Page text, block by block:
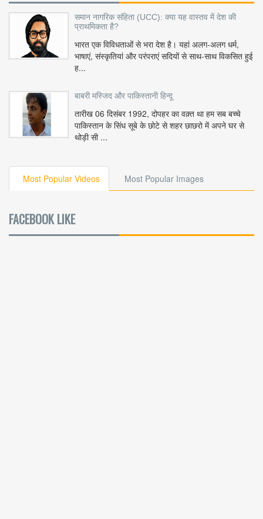
समान नागरिक संहिता (UCC): क्या यह वास्तव में देश की
प्राथमिकता है?
भारत एक विविधताओं से भरा देश है। यहां अलग-अलग धर्म,
भाषाएं, संस्कृतियां और परंपराएं सदियों से साथ-साथ विकसित हुई
ह...
बाबरी मस्जिद और पाकिस्तानी हिन्दू
तारीख 06 दिसंबर 1992, दोपहर का वक़्त था हम सब बच्चे
पाकिस्तान के सिंध सूबे के छोटे से शहर छाछरो में अपने घर से
थोड़ी सी ...
Most Popular Videos Most Popular Images
FACEBOOK LIKE